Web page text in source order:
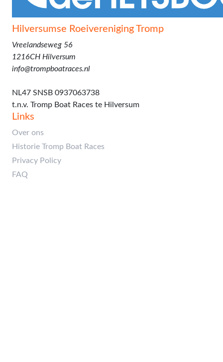
Hilversumse Roeivereniging Tromp
Vreelandseweg 56
1216CH Hilversum
info@trompboatraces.nl
NL47 SNSB 0937063738
t.n.v. Tromp Boat Races te Hilversum
Links
Over ons
Historie Tromp Boat Races
Privacy Policy
FAQ